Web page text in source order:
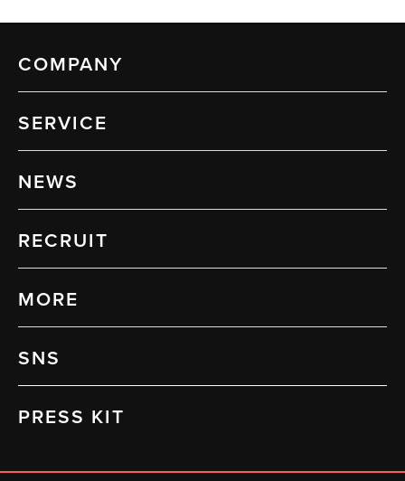
COMPANY
SERVICE
NEWS
RECRUIT
MORE
SNS
PRESS KIT